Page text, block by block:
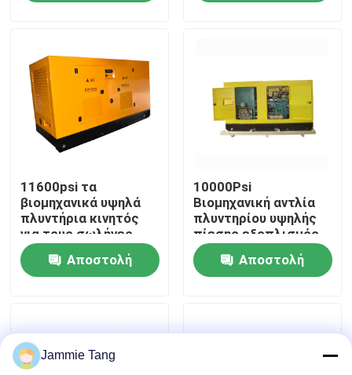
Επισκεψή εργοστασίου
Έλεγχος ποιότητας
Ειδήσεις
Ηλεκτρική υδρο αντλία δοκιμής
Βιομηχανικοί υψηλοί καθαριστές
11600psi τα
βιομηχανικά υψηλά
πλυντήρια κινητός
για τους σωλήνες
εγκαταστάσεων
ηλεκτρικής
ενέργειας
Αποστολή
10000Psi
Βιομηχανική αντλία
πλυντηρίου υψηλής
πίεσης εξοπλισμός
καθαρισμού
Αποστολή
Jammie Tang